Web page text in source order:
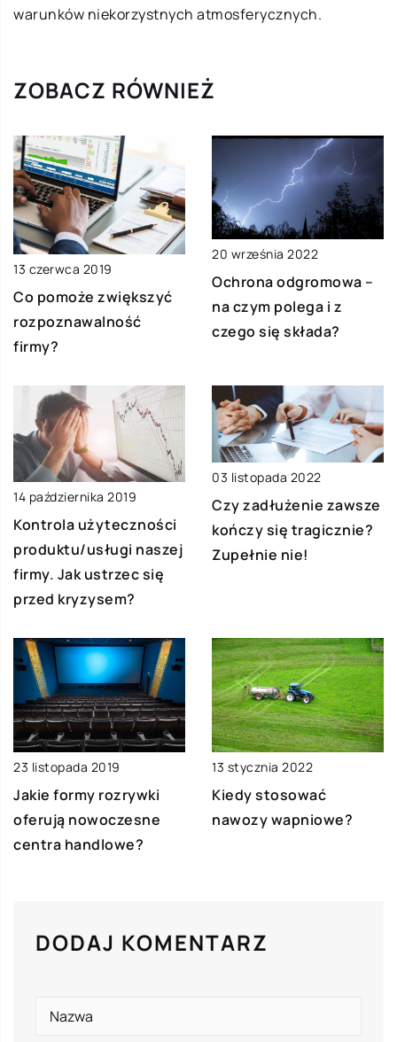
warunków niekorzystnych atmosferycznych.
ZOBACZ RÓWNIEŻ
13 czerwca 2019
Co pomoże zwiększyć
rozpoznawalność
firmy?
20 września 2022
Ochrona odgromowa –
na czym polega i z
czego się składa?
14 października 2019
Kontrola użyteczności
produktu/usługi naszej
firmy. Jak ustrzec się
przed kryzysem?
03 listopada 2022
Czy zadłużenie zawsze
kończy się tragicznie?
Zupełnie nie!
23 listopada 2019
Jakie formy rozrywki
oferują nowoczesne
centra handlowe?
13 stycznia 2022
Kiedy stosować
nawozy wapniowe?
DODAJ KOMENTARZ